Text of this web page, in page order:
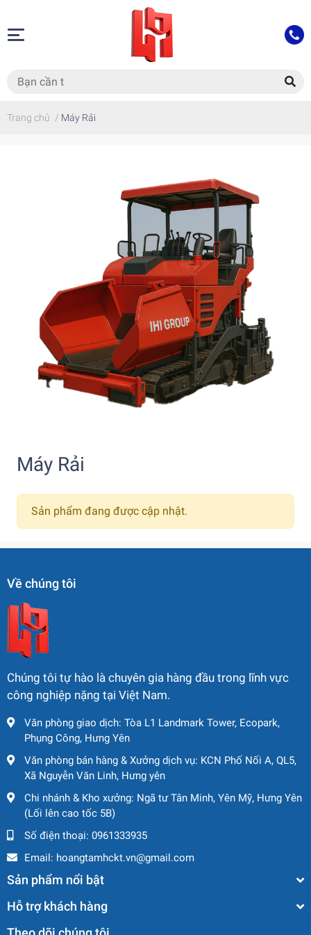
Trang chủ / Máy Rải
Máy Rải
Sản phẩm đang được cập nhật.
Về chúng tôi
Chúng tôi tự hào là chuyên gia hàng đầu trong lĩnh vực
công nghiệp nặng tại Việt Nam.
Văn phòng giao dịch: Tòa L1 Landmark Tower, Ecopark,
Phụng Công, Hưng Yên
Văn phòng bán hàng & Xưởng dịch vụ: KCN Phố Nối A, QL5,
Xã Nguyễn Văn Linh, Hưng yên
Chi nhánh & Kho xưởng: Ngã tư Tân Minh, Yên Mỹ, Hưng Yên
(Lối lên cao tốc 5B)
Số điện thoại: 0961333935
Email: hoangtamhckt.vn@gmail.com
Sản phẩm nổi bật
Hỗ trợ khách hàng